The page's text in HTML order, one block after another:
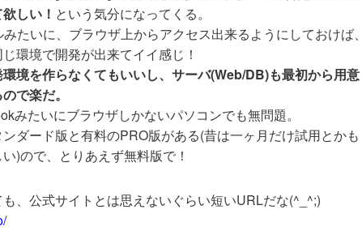
しい！ という気分になってくる。
たいに、ブラウザ上からアクセス出来るようにしておけば、
環境で開発が出来てイイ感じ！
環境を作らなくてもいいし、サーバ(Web/DB)も最初から用意
で楽だ。
みたいにブラウザしかないパソコンでも無問題。
ダード版と有料のPRO版がある(昔は一ヶ月だけ試用とかも
)ので、とりあえず無料版で！
、公式サイトとは思えないぐらい短いURLだな(^_^;)